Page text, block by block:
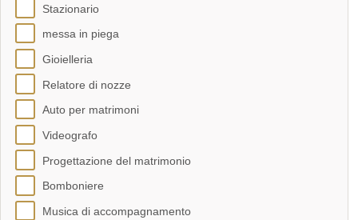
Stazionario
messa in piega
Gioielleria
Relatore di nozze
Auto per matrimoni
Videografo
Progettazione del matrimonio
Bomboniere
Musica di accompagnamento